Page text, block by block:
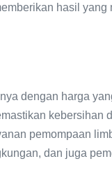
hasil yang
dengan harga
kebersihan
pemompaan
dan juga